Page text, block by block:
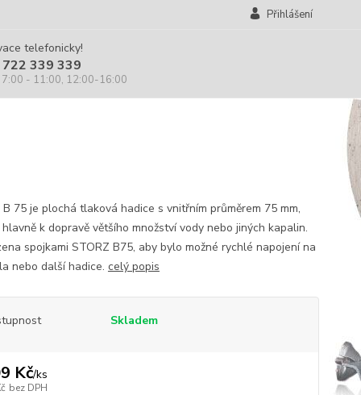
Přihlášení
telefonicky!
339 339
7:00 - 11:00, 12:00-16:00
75 je plochá tlaková hadice s vnitřním průměrem 75 mm,
k dopravě většího množství vody nebo jiných kapalin.
spojkami STORZ B75, aby bylo možné rychlé napojení na
nebo další hadice. celý popis
Skladem
Kč/ks
bez DPH